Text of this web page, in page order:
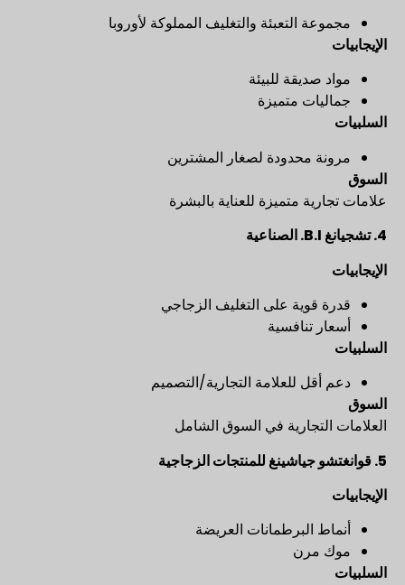
مجموعة التعبئة والتغليف المملوكة لأوروبا
الإيجابيات
مواد صديقة للبيئة
جماليات متميزة
السلبيات
مرونة محدودة لصغار المشترين
السوق
علامات تجارية متميزة للعناية بالبشرة
4. تشجيانغ B.I. الصناعية
الإيجابيات
قدرة قوية على التغليف الزجاجي
أسعار تنافسية
السلبيات
دعم أقل للعلامة التجارية/التصميم
السوق
العلامات التجارية في السوق الشامل
5. قوانغتشو جياشينغ للمنتجات الزجاجية
الإيجابيات
أنماط البرطمانات العريضة
موك مرن
السلبيات